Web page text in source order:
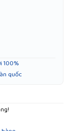
100%
quốc